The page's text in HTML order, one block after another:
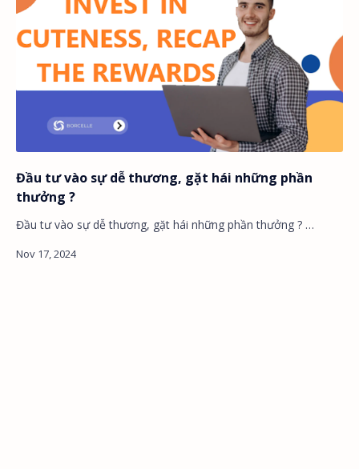
Đầu tư vào sự dễ thương, gặt hái những phần
thưởng ?
Đầu tư vào sự dễ thương, gặt hái những phần thưởng ? …